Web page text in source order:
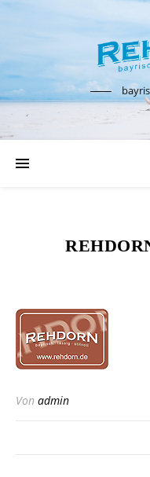
Von admin